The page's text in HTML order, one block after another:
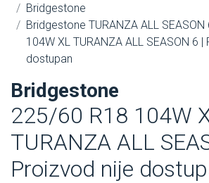
Bridgestone
Bridgestone TURANZA ALL
104W XL TURANZA ALL SEASON 6
dostupan
Bridgestone
225/60 R18 104W
TURANZA ALL
Proizvod nije